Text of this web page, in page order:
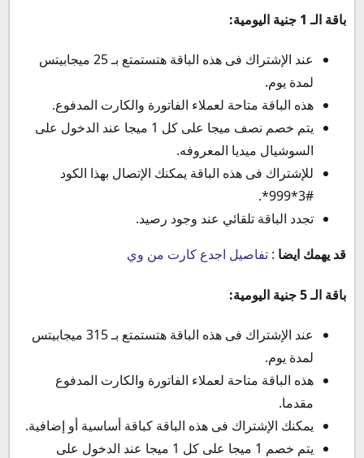
باقة الـ 1 جنية اليومية:
عند الإشتراك فى هذه الباقة هتستمتع بـ 25 ميجابيتس
لمدة يوم.
هذه الباقة متاحة لعملاء الفاتورة والكارت المدفوع.
يتم خصم نصف ميجا على كل 1 ميجا عند الدخول على
السوشيال ميديا المعروفه.
للإشتراك فى هذه الباقة يمكنك الإتصال بهذا الكود
#3*999*.
تجدد الباقة تلقائي عند وجود رصيد.
قد يهمك ايضا : تفاصيل اجدع كارت من وي
باقة الـ 5 جنية اليومية:
عند الإشتراك فى هذه الباقة هتستمتع بـ 315 ميجابيتس
لمدة يوم.
هذه الباقة متاحة لعملاء الفاتورة والكارت المدفوع
مقدما.
يمكنك الإشتراك فى هذه الباقة كباقة أساسية أو إضافية.
يتم خصم 1 ميجا على كل 1 ميجا عند الدخول على